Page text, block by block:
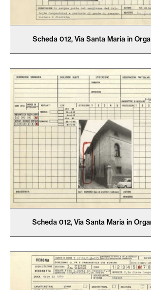
Scheda 012, Via Santa Maria in
Scheda 012, Via Santa Maria in